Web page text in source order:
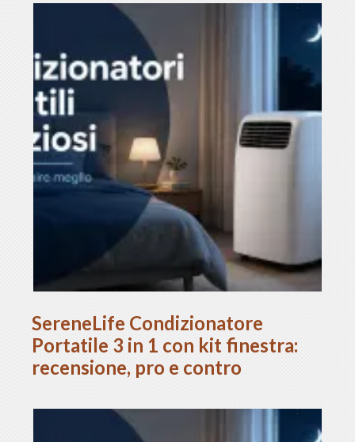
SereneLife Condizionatore
Portatile 3 in 1 con kit finestra:
recensione, pro e contro